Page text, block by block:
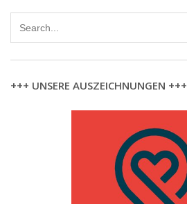
+++ UNSERE AUSZEICHNUNGEN +++